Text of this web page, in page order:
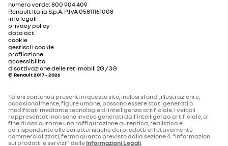
numero verde: 800 904 409
Renault Italia S.p.A. P.IVA 05811161008
info legali
privacy policy
data act
cookie
gestisci i cookie
profilazione
accessibilità
disattivazione delle reti mobili 2G / 3G
© Renault 2017 - 2026
Taluni contenuti presenti in questo sito, inclusi sfondi, illustrazioni e,
occasionalmente, figure umane, possono essere stati generati o
modificati mediante tecnologie di intelligenza artificiale. I veicoli
rappresentati non sono invece generati dall’intelligenza artificiale, al
fine di assicurarne una raffigurazione autentica, realistica e
corrispondente alle caratteristiche dei prodotti effettivamente
commercializzati, fermo quanto previsto dalla sezione 4. “informazioni
sui prodotti e servizi” delle Informazioni Legali.